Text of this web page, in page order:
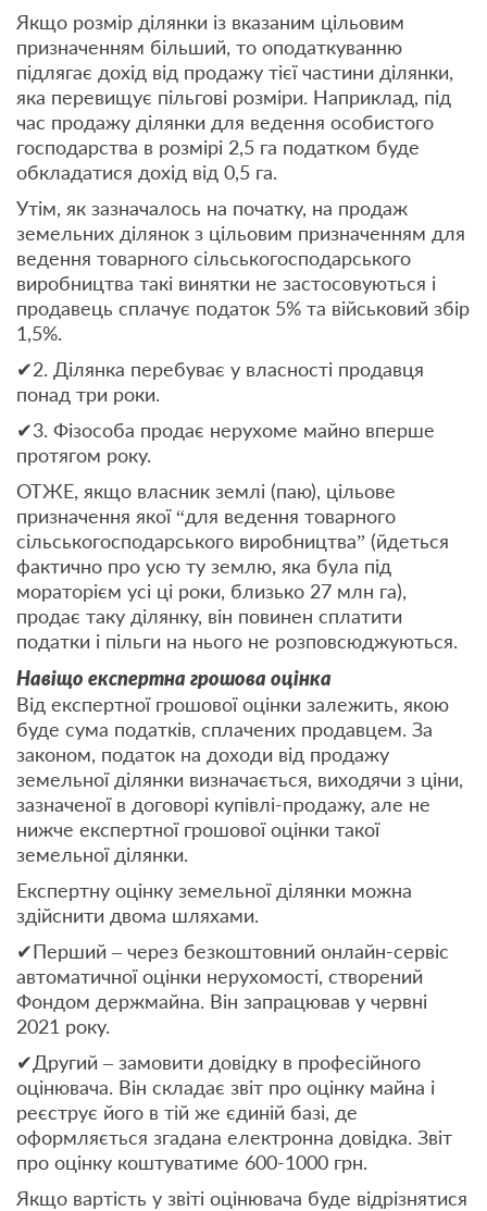
Якщо розмір ділянки із вказаним цільовим
призначенням більший, то оподаткуванню
підлягає дохід від продажу тієї частини ділянки,
яка перевищує пільгові розміри. Наприклад, під
час продажу ділянки для ведення особистого
господарства в розмірі 2,5 га податком буде
обкладатися дохід від 0,5 га.
Утім, як зазначалось на початку, на продаж
земельних ділянок з цільовим призначенням для
ведення товарного сільськогосподарського
виробництва такі винятки не застосовуються і
продавець сплачує податок 5% та військовий збір
1,5%.
✔2. Ділянка перебуває у власності продавця
понад три роки.
✔3. Фізособа продає нерухоме майно вперше
протягом року.
ОТЖЕ, якщо власник землі (паю), цільове
призначення якої “для ведення товарного
сільськогосподарського виробництва” (йдеться
фактично про усю ту землю, яка була під
мораторієм усі ці роки, близько 27 млн га),
продає таку ділянку, він повинен сплатити
податки і пільги на нього не розповсюджуються.
Навіщо експертна грошова оцінка
Від експертної грошової оцінки залежить, якою
буде сума податків, сплачених продавцем. За
законом, податок на доходи від продажу
земельної ділянки визначається, виходячи з ціни,
зазначеної в договорі купівлі-продажу, але не
нижче експертної грошової оцінки такої
земельної ділянки.
Експертну оцінку земельної ділянки можна
здійснити двома шляхами.
✔Перший – через безкоштовний онлайн-сервіс
автоматичної оцінки нерухомості, створений
Фондом держмайна. Він запрацював у червні
2021 року.
✔Другий – замовити довідку в професійного
оцінювача. Він складає звіт про оцінку майна і
реєструє його в тій же єдиній базі, де
оформляється згадана електронна довідка. Звіт
про оцінку коштуватиме 600-1000 грн.
Якщо вартість у звіті оцінювача буде відрізнятися